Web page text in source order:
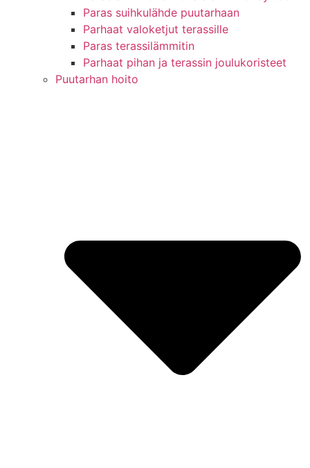
Paras suihkulähde puutarhaan
Parhaat valoketjut terassille
Paras terassilämmitin
Parhaat pihan ja terassin joulukoristeet
Puutarhan hoito